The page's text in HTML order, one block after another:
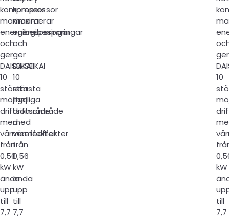
kompressor
maximerar
energibesparingar
och
ger
DAISEIKAI
10
största
möjliga
driftsområde
med
värmeeffekter
från
0,56
kW
ända
upp
till
7,7
kompressor
maximerar
energibesparingar
och
ger
DAISEIKAI
10
största
möjliga
driftsområde
med
värmeeffekter
från
0,56
kW
ända
upp
till
7,7
ger
10
kW
till
7,7